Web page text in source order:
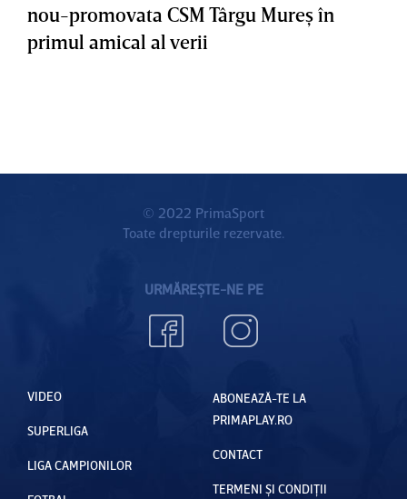
nou-promovata CSM Târgu Mureş în
primul amical al verii
© 2022 PrimaSport
Toate drepturile rezervate.
URMĂREȘTE-NE PE
VIDEO
SUPERLIGA
LIGA CAMPIONILOR
ABONEAZĂ-TE LA
PRIMAPLAY.RO
CONTACT
TERMENI ȘI CONDIȚII